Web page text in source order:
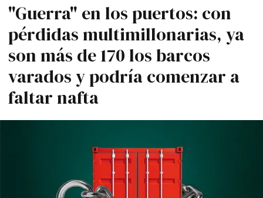
"Guerra" en los puertos: con
pérdidas multimillonarias, ya
son más de 170 los barcos
varados y podría comenzar a
faltar nafta